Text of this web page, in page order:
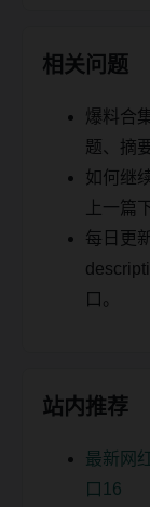
相关问题
爆料合
题、摘
如何继
上一篇
每日更
口。
站内推荐
最新网
口16